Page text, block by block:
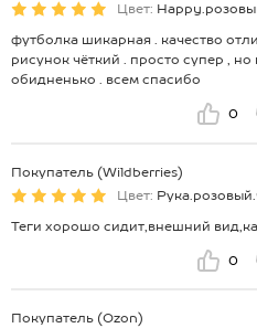
Цвет:
футболка шикарная . качество
рисунок чёткий . просто супер ,
обидненько . всем спасибо
0
Покупатель (Wildberries)
Цвет:
Теги хорошо сидит,внешний
0
Покупатель (Ozon)